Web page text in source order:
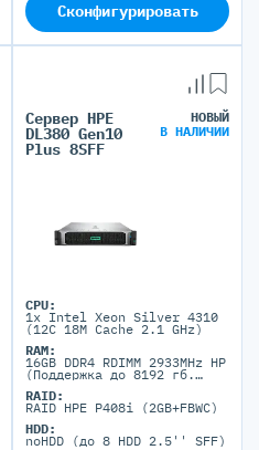
Сконфигурировать
Сервер HPE
DL380 Gen10
Plus 8SFF
НОВЫЙ
В НАЛИЧИИ
CPU:
1x Intel Xeon Silver 4310
(12C 18M Cache 2.1 GHz)
RAM:
16GB DDR4 RDIMM 2933MHz HP
(Поддержка до 8192 гб.
портов)
RAID:
RAID HPE P408i (2GB+FBWC)
HDD:
noHDD (до 8 HDD 2.5'' SFF)